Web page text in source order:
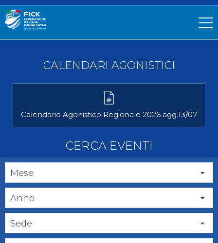
CALENDARI AGONISTICI
Calendario Agonistico Regionale 2026 agg.13/07
CERCA EVENTI
Mese
Anno
Sede